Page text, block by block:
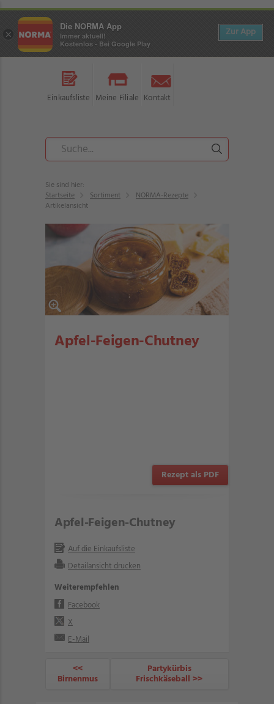
Einkaufsliste Meine Filiale Kontakt
Sie sind hier:
Startseite
Sortiment
NORMA-Rezepte
Artikelansicht
Apfel-Feigen-Chutney
Rezept als PDF
Apfel-Feigen-Chutney
Auf die Einkaufsliste
Detailansicht drucken
Weiterempfehlen
Facebook
X
E-Mail
<<
Birnenmus
Partykürbis
Frischkäseball >>
×
Die NORMA App
Immer aktuell!
Kostenlos - Bei Google Play
Zur App